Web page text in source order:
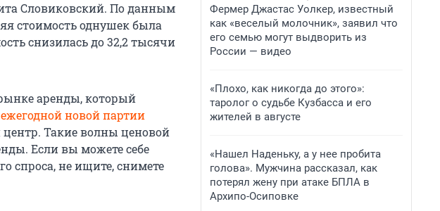
Словиковский. По данным
стоимость однушек была
снизилась до 32,2 тысячи
аренды, который
новой партии
Такие волны ценовой
Если вы можете себе
спроса, не ищите, снимете
Фермер Джастас Уолкер, известный
как «веселый молочник», заявил что
его семью могут выдворить из
России — видео
«Плохо, как никогда до этого»:
таролог о судьбе Кузбасса и его
жителей в августе
«Нашел Наденьку, а у нее пробита
голова». Мужчина рассказал, как
потерял жену при атаке БПЛА в
Архипо-Осиповке